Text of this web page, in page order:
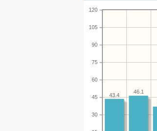
30
45
60
75
90
105
120
46.1
43.4